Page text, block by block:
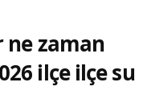
ne zaman
ilçe ilçe su